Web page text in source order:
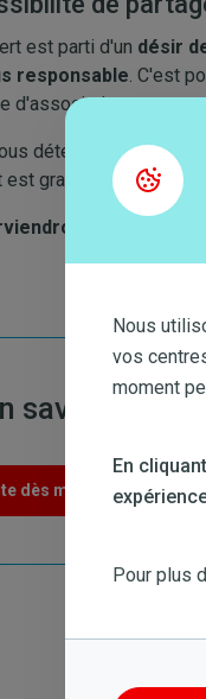
est parti d'un désir
responsable . C'est
d'associations en
déterminez vous-
grande, plus nous
ainsi à
savoir plus ?
dès maintenant la page
Nous
vos
moment
En
Pour plus